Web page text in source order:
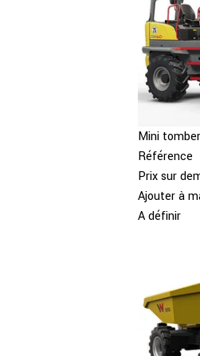
Mini
Référence
Prix sur
Ajouter à
A définir